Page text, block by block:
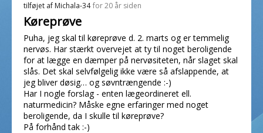
tilføjet af Michala-34 for 20 år siden
Køreprøve
Puha, jeg skal til køreprøve d. 2. marts og er temmelig
nervøs. Har stærkt overvejet at ty til noget beroligende
for at lægge en dæmper på nervøsiteten, når slaget skal
slås. Det skal selvfølgelig ikke være så afslappende, at
jeg bliver døsig… og søvntrængende :-)
Har I nogle forslag - enten lægeordineret ell.
naturmedicin? Måske egne erfaringer med noget
beroligende, da I skulle til køreprøve?
På forhånd tak :-)